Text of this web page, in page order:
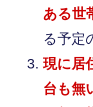
ある世
る予定
現に居
台も無